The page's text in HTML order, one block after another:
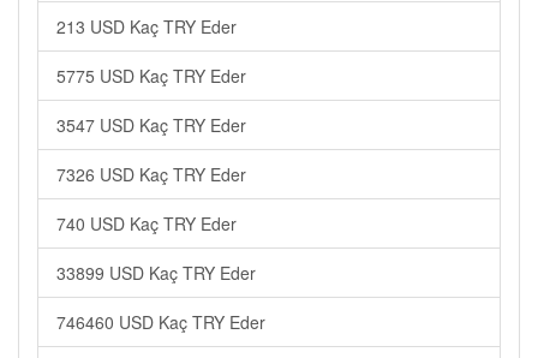
213 USD Kaç TRY Eder
5775 USD Kaç TRY Eder
3547 USD Kaç TRY Eder
7326 USD Kaç TRY Eder
740 USD Kaç TRY Eder
33899 USD Kaç TRY Eder
746460 USD Kaç TRY Eder